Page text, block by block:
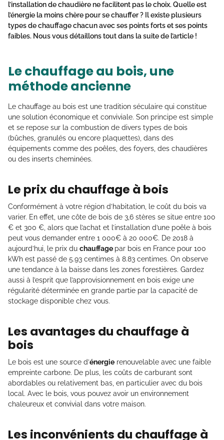
l’installation de chaudière ne facilitent pas le choix. Quelle est
l’énergie la moins chère pour se chauffer ? Il existe plusieurs
types dechauffagechacun avec ses points forts et ses points
faibles. Nous vous détaillons tout dans la suite de l’article !
Le chauffage au bois, une
méthode ancienne
Le chauffage au bois est une tradition séculaire qui constitue
une solution économique et conviviale. Son principe est simple
et se repose sur la combustion de divers types de bois
(bûches, granulés ou encore plaquettes), dans des
équipements comme des poêles, des foyers, des chaudières
ou des inserts cheminées.
Le prix du chauffage à bois
Conformément à votre région d’habitation, le coût du bois va
varier. En effet, une côte de bois de 3,6 stères se situe entre 100
€ et 300 €, alors que l’achat et l’installation d’une poêle à bois
peut vous demander entre 1 000€ à 20 000€. De 2018 à
aujourd’hui, le prix du chauffage par bois en France pour 100
kWh est passé de 5.93 centimes à 8.83 centimes. On observe
une tendance à la baisse dans les zones forestières. Gardez
aussi à l’esprit que l’approvisionnement en bois exige une
régularité déterminée en grande partie par la capacité de
stockage disponible chez vous.
Les avantages du chauffage à
bois
Le bois est une source d’énergie renouvelable avec une faible
empreinte carbone. De plus, les coûts de carburant sont
abordables ou relativement bas, en particulier avec du bois
local. Avec le bois, vous pouvez avoir un environnement
chaleureux et convivial dans votre maison.
Les inconvénients du chauffage à